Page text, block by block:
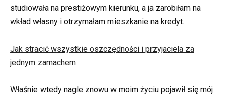
studiowała na prestiżowym kierunku, a ja zarobiłam na
wkład własny i otrzymałam mieszkanie na kredyt.
Jak stracić wszystkie oszczędności i przyjaciela za
jednym zamachem
Właśnie wtedy nagle znowu w moim życiu pojawił się mój